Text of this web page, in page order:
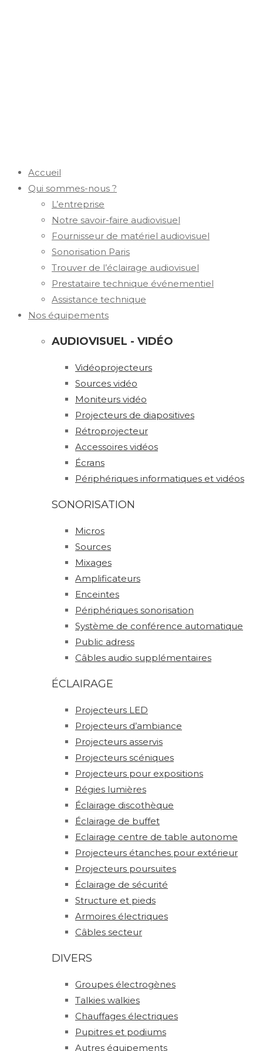
Accueil
Qui sommes-nous ?
L’entreprise
Notre savoir-faire audiovisuel
Fournisseur de matériel audiovisuel
Sonorisation Paris
Trouver de l’éclairage audiovisuel
Prestataire technique événementiel
Assistance technique
Nos équipements
AUDIOVISUEL - VIDÉO
Vidéoprojecteurs
Sources vidéo
Moniteurs vidéo
Projecteurs de diapositives
Rétroprojecteur
Accessoires vidéos
Écrans
Périphériques informatiques et vidéos
SONORISATION
Micros
Sources
Mixages
Amplificateurs
Enceintes
Périphériques sonorisation
Système de conférence automatique
Public adress
Câbles audio supplémentaires
ÉCLAIRAGE
Projecteurs LED
Projecteurs d’ambiance
Projecteurs asservis
Projecteurs scéniques
Projecteurs pour expositions
Régies lumières
Éclairage discothèque
Éclairage de buffet
Eclairage centre de table autonome
Projecteurs étanches pour extérieur
Projecteurs poursuites
Éclairage de sécurité
Structure et pieds
Armoires électriques
Câbles secteur
DIVERS
Groupes électrogènes
Talkies walkies
Chauffages électriques
Pupitres et podiums
Autres équipements